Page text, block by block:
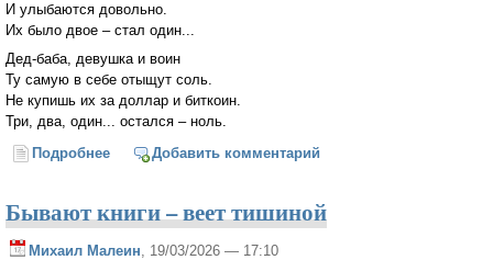
И улыбаются довольно.
Их было двое – стал один...
Дед-баба, девушка и воин
Ту самую в себе отыщут соль.
Не купишь их за доллар и биткоин.
Три, два, один... остался – ноль.
Подробнее о "Дед-баба, девушка и воин..."
Добавить комментарий
Бывают книги – веет тишиной
Михаил Малеин , 19/03/2026 — 17:10